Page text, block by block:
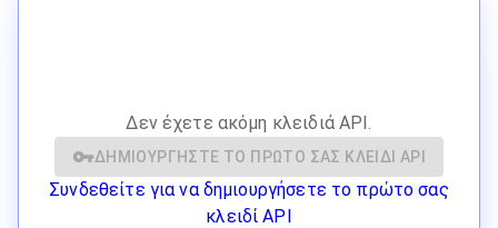
Δεν έχετε ακόμη κλειδιά API.
ΔΗΜΙΟΥΡΓΉΣΤΕ ΤΟ ΠΡΏΤΟ ΣΑΣ ΚΛΕΙΔΊ API
Συνδεθείτε για να δημιουργήσετε το πρώτο σας
κλειδί API